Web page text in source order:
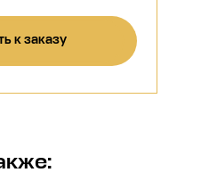
к заказу